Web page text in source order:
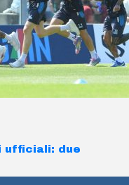
ufficiali: due